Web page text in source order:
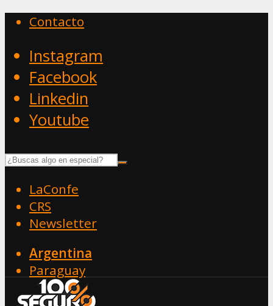
Contacto
Instagram
Facebook
Linkedin
Youtube
LaConfe
CRS
Newsletter
Argentina
Paraguay